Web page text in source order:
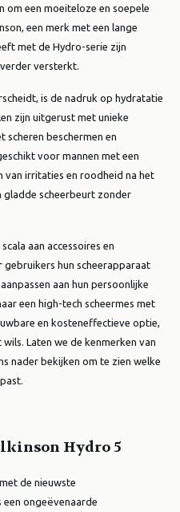
om een moeiteloze en soepele
een merk met een lange
met de Hydro-serie zijn
versterkt.
is de nadruk op hydratatie
zijn uitgerust met unieke
scheren beschermen en
voor mannen met een
van irritaties en roodheid na het
gladde scheerbeurt zonder
aan accessoires en
hun scheerapparaat
aan hun persoonlijke
een high-tech scheermes met
en kosteneffectieve optie,
Laten we de kenmerken van
nader bekijken om te zien welke
Hydro 5
de nieuwste
ongeëvenaarde